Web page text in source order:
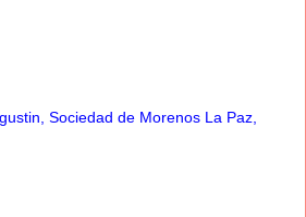
Sociedad de Morenos La Paz,